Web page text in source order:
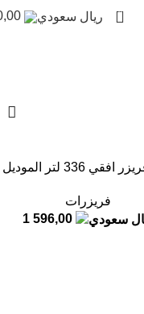
0
ديب فريزر افقي 336 لتر الموديل
فريزرات
1 596,00